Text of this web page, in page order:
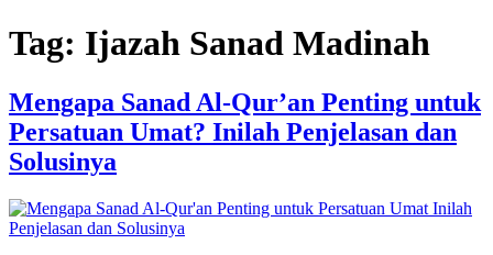
Skip
to
Tag: Ijazah Sanad Madinah
Mengapa Sanad Al-Qur’an Penting untuk
Persatuan Umat? Inilah Penjelasan dan
Solusinya